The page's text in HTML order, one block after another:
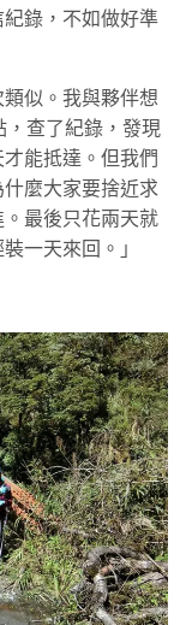
錄，不如做好準
似。我與夥伴想
，查了紀錄，發現
能抵達。但我們
麼大家要捨近求
最後只花兩天就
一天來回。」